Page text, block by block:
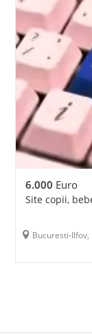
6.000 Euro
Site copii,
Bucuresti-Ilfov,